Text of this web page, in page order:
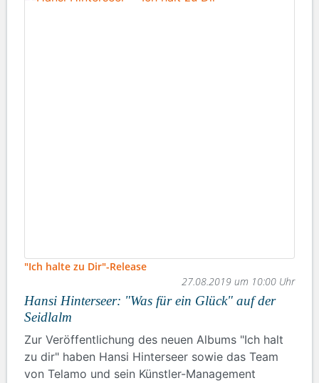
"Ich halte zu Dir"-Release
27.08.2019 um 10:00 Uhr
Hansi Hinterseer: "Was für ein Glück" auf der
Seidlalm
Zur Veröffentlichung des neuen Albums "Ich halt
zu dir" haben Hansi Hinterseer sowie das Team
von Telamo und sein Künstler-Management